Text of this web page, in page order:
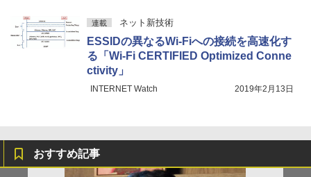
連載 ネット新技術
ESSIDの異なるWi-Fiへの接続を高速化す
る「Wi-Fi CERTIFIED Optimized Conne
ctivity」
INTERNET Watch 2019年2月13日
おすすめ記事